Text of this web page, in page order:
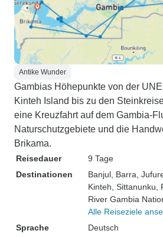
Antike Wunder
Gambias Höhepunkte von der
Kinteh Island bis zu den
eine Kreuzfahrt auf dem Gambia-
Naturschutzgebiete und die
Brikama.
Reisedauer
9 Tage
Destinationen
Banjul , Barra ,
Kinteh , Sittanunku
River Gambia
Alle Reiseziele
Sprache
Deutsch